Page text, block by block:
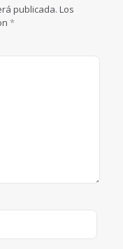
publicada. Los
*